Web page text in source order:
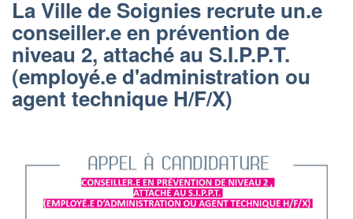
La Ville de Soignies recrute un.e
conseiller.e en prévention de
niveau 2, attaché au S.I.P.P.T.
(employé.e d'administration ou
agent technique H/F/X)